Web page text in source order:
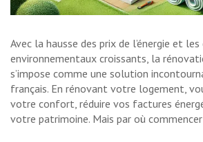
Avec la hausse des prix de l’énergie et
environnementaux croissants, la
s’impose comme une solution
français. En rénovant votre logement,
votre confort, réduire vos factures
votre patrimoine. Mais par où commencer